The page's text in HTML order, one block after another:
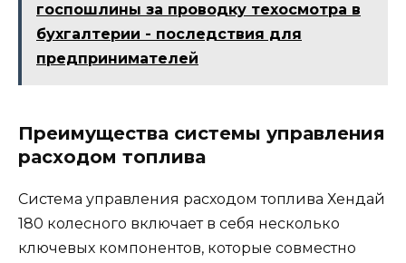
госпошлины за проводку техосмотра в
бухгалтерии - последствия для
предпринимателей
Преимущества системы управления
расходом топлива
Система управления расходом топлива Хендай
180 колесного включает в себя несколько
ключевых компонентов, которые совместно